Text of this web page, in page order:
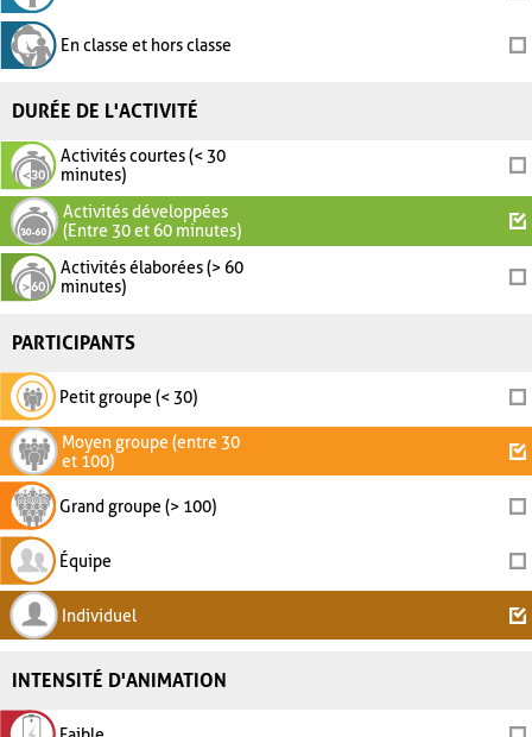
En classe et hors classe
DURÉE DE L'ACTIVITÉ
Activités courtes (< 30
minutes)
Activités développées
(Entre 30 et 60 minutes)
Activités élaborées (> 60
minutes)
PARTICIPANTS
Petit groupe (< 30)
Moyen groupe (entre 30
et 100)
Grand groupe (> 100)
Équipe
Individuel
INTENSITÉ D'ANIMATION